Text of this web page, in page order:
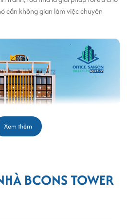
cần không gian làm việc chuyên
Xem thêm
BCONS TOWER